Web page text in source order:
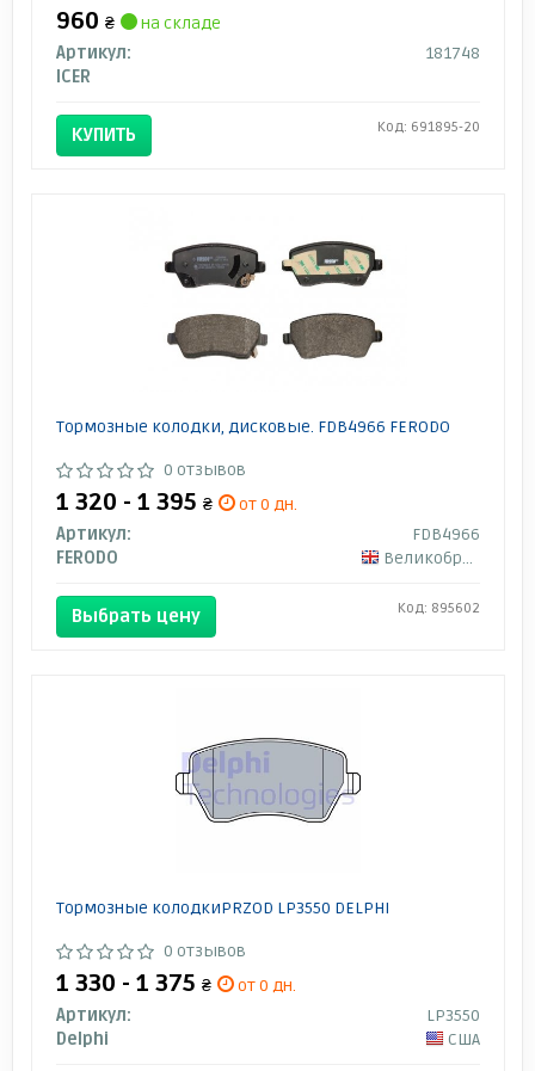
960 ₴
на складе
Артикул:
181748
ICER
КУПИТЬ Код: 691895-20
Тормозные колодки, дисковые. FDB4966 FERODO
0 отзывов
1 320 - 1 395 ₴
от 0 дн.
Артикул:
FDB4966
FERODO
Великобритания
Выбрать цену Код: 895602
Тормозные колодкиPRZOD LP3550 DELPHI
0 отзывов
1 330 - 1 375 ₴
от 0 дн.
Артикул:
LP3550
Delphi
США